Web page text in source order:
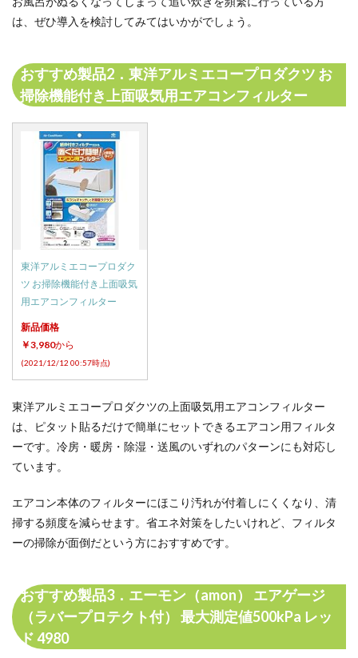
は、ぜひ導入を検討してみてはいかがでしょう。
おすすめ製品2．東洋アルミエコープロダクツ お
掃除機能付き上面吸気用エアコンフィルター
東洋アルミエコープロダク
ツ お掃除機能付き上面吸気
用エアコンフィルター
新品価格
￥3,980から
(2021/12/12 00:57時点)
東洋アルミエコープロダクツの上面吸気用エアコンフィルター
は、ピタット貼るだけで簡単にセットできるエアコン用フィルタ
ーです。冷房・暖房・除湿・送風のいずれのパターンにも対応し
ています。
エアコン本体のフィルターにほこり汚れが付着しにくくなり、清
掃する頻度を減らせます。省エネ対策をしたいけれど、フィルタ
ーの掃除が面倒だという方におすすめです。
おすすめ製品3．エーモン（amon） エアゲージ
（ラバープロテクト付） 最大測定値500kPa レッ
ド 4980